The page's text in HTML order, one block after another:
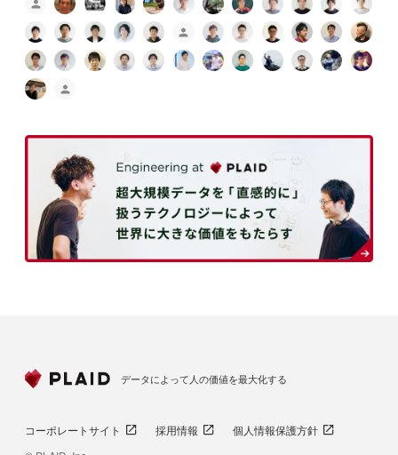
データによって人の価値を最大化する
コーポレートサイト 採用情報
個人情報保護方針